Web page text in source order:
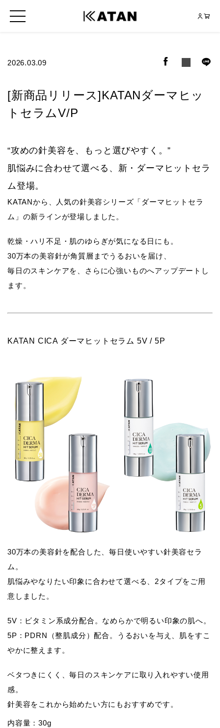
2026.03.09
[新商品リリース]KATANダーマヒッ
トセラムV/P
“攻めの針美容を、もっと選びやすく。”
肌悩みに合わせて選べる、新・ダーマヒットセラ
ム登場。
KATANから、人気の針美容シリーズ「ダーマヒットセラ
ム」の新ラインが登場しました。
乾燥・ハリ不足・肌のゆらぎが気になる日にも。
30万本の美容針が角質層までうるおいを届け、
毎日のスキンケアを、さらに心強いものへアップデートし
ます。
KATAN CICA ダーマヒットセラム 5V / 5P
30万本の美容針を配合した、毎日使いやすい針美容セラ
ム。
肌悩みやなりたい印象に合わせて選べる、2タイプをご用
意しました。
5V： ビタミン系成分配合。なめらかで明るい印象の肌へ。
5P： PDRN（整肌成分）配合。うるおいを与え、肌をすこ
やかに整えます。
ベタつきにくく、毎日のスキンケアに取り入れやすい使用
感。
針美容をこれから始めたい方にもおすすめです。
内容量：30g